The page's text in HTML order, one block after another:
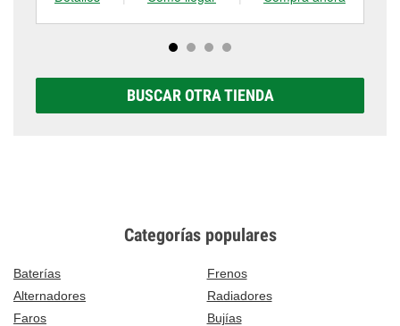
BUSCAR OTRA TIENDA
Categorías populares
Baterías
Frenos
Alternadores
Radiadores
Faros
Bujías